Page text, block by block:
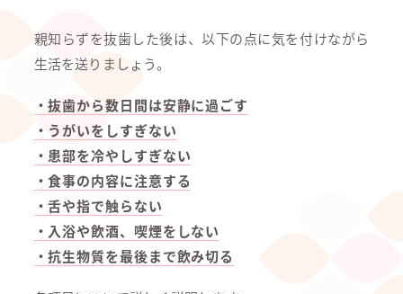
親知らずを抜歯した後は、以下の点に気を付けながら
生活を送りましょう。
・抜歯から数日間は安静に過ごす
・うがいをしすぎない
・患部を冷やしすぎない
・食事の内容に注意する
・舌や指で触らない
・入浴や飲酒、喫煙をしない
・抗生物質を最後まで飲み切る